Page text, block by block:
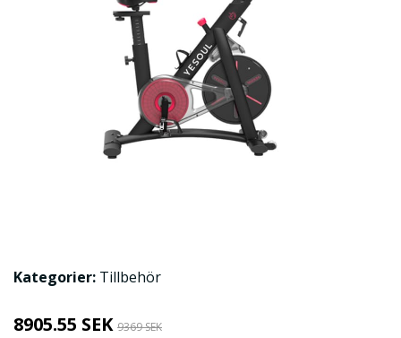
Kategorier: Tillbehör
8905.55 SEK 9369 SEK